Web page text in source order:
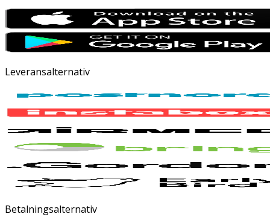
Leveransalternativ
Betalningsalternativ